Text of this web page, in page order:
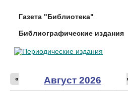
Газета "Библиотека"
Библиографические издания
Август 2026
«